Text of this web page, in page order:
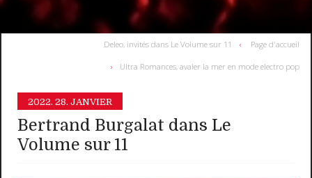
Deleo, invités dans Le Volume sur 11 Page d'accueil
Ultra Romances, avaler la mer en mode electro pop
2022. 28. JANVIER
Bertrand Burgalat dans Le
Volume sur 11